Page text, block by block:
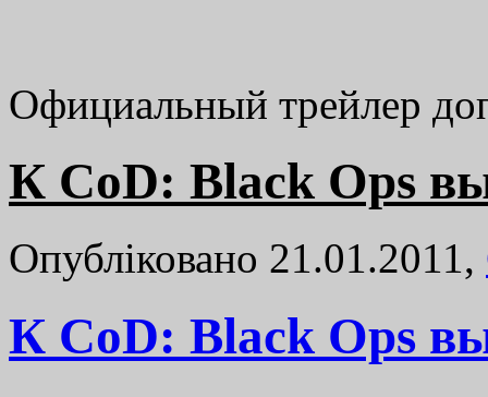
Официальный трейлер
К CoD: Black Ops
Опубліковано 21.01.2011,
К CoD: Black Ops